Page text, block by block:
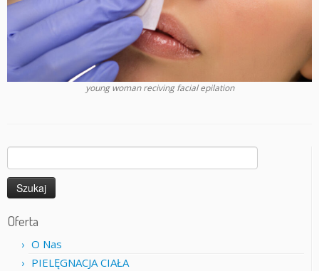
young woman reciving facial epilation
Oferta
O Nas
PIELĘGNACJA CIAŁA